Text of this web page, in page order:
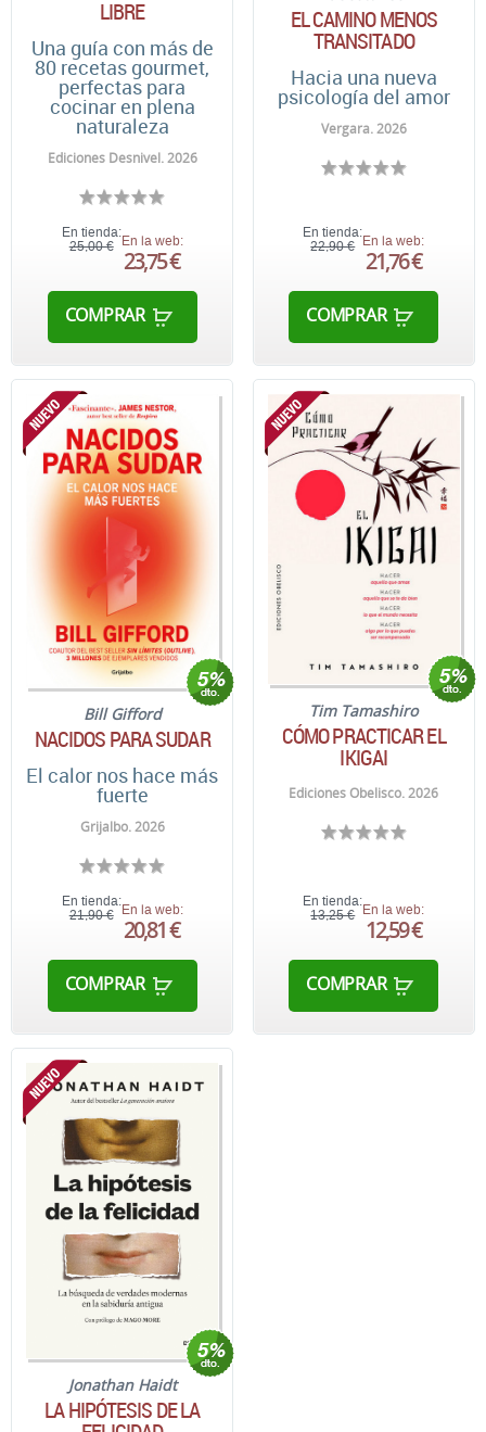
LIBRE
Una guía con más de
80 recetas gourmet,
perfectas para
cocinar en plena
naturaleza
Ediciones Desnivel. 2026
En tienda:
25,00 € En la web:
23,75 €
COMPRAR
EL CAMINO MENOS
TRANSITADO
Hacia una nueva
psicología del amor
Vergara. 2026
En tienda:
22,90 €
En la web:
21,76 €
COMPRAR
Bill Gifford
NACIDOS PARA SUDAR
El calor nos hace más
fuerte
Grijalbo. 2026
En tienda:
21,90 € En la web:
20,81 €
COMPRAR
Tim Tamashiro
CÓMO PRACTICAR EL
IKIGAI
Ediciones Obelisco. 2026
En tienda:
13,25 €
En la web:
12,59 €
COMPRAR
Jonathan Haidt
LA HIPÓTESIS DE LA